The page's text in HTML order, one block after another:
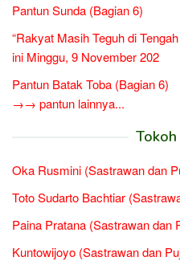
Pantun Sunda (Bagian 6)
“Rakyat Masih Teguh di
ini Minggu, 9 November 202
Pantun Batak Toba (Bagian 6)
→→ pantun lainnya...
Oka Rusmini (Sastrawan dan
Toto Sudarto Bachtiar
Paina Pratana (Sastrawan dan
Kuntowijoyo (Sastrawan dan